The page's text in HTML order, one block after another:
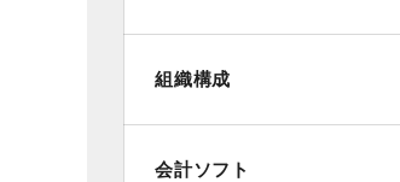
組織構成
会計ソフト